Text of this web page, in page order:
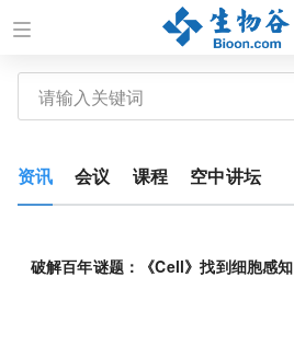
资讯 会议 课程 空中讲坛
破解百年谜题：《Cell》找到细胞感知